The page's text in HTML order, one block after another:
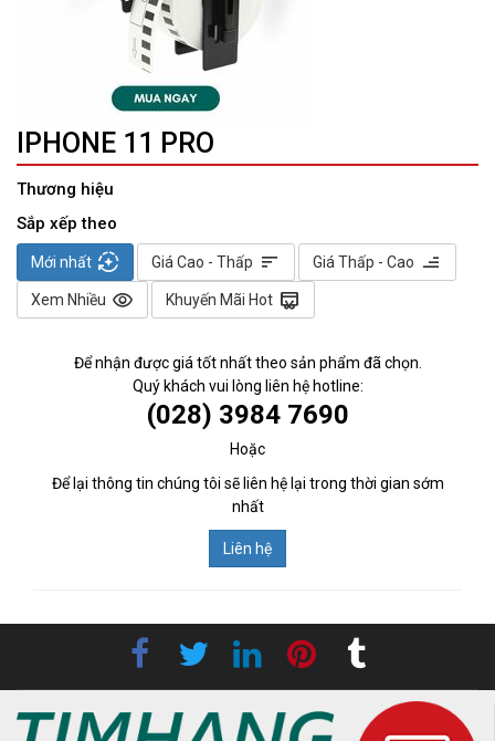
IPHONE 11 PRO
Thương hiệu
Sắp xếp theo
Mới nhất auto_mode Giá Cao - Thấp sort Giá Thấp - Cao sort
Xem Nhiều visibility Khuyến Mãi Hot redeem
Để nhận được giá tốt nhất theo sản phẩm đã chọn.
Quý khách vui lòng liên hệ hotline:
(028) 3984 7690
Hoặc
Để lại thông tin chúng tôi sẽ liên hệ lại trong thời gian sớm
nhất
Liên hệ